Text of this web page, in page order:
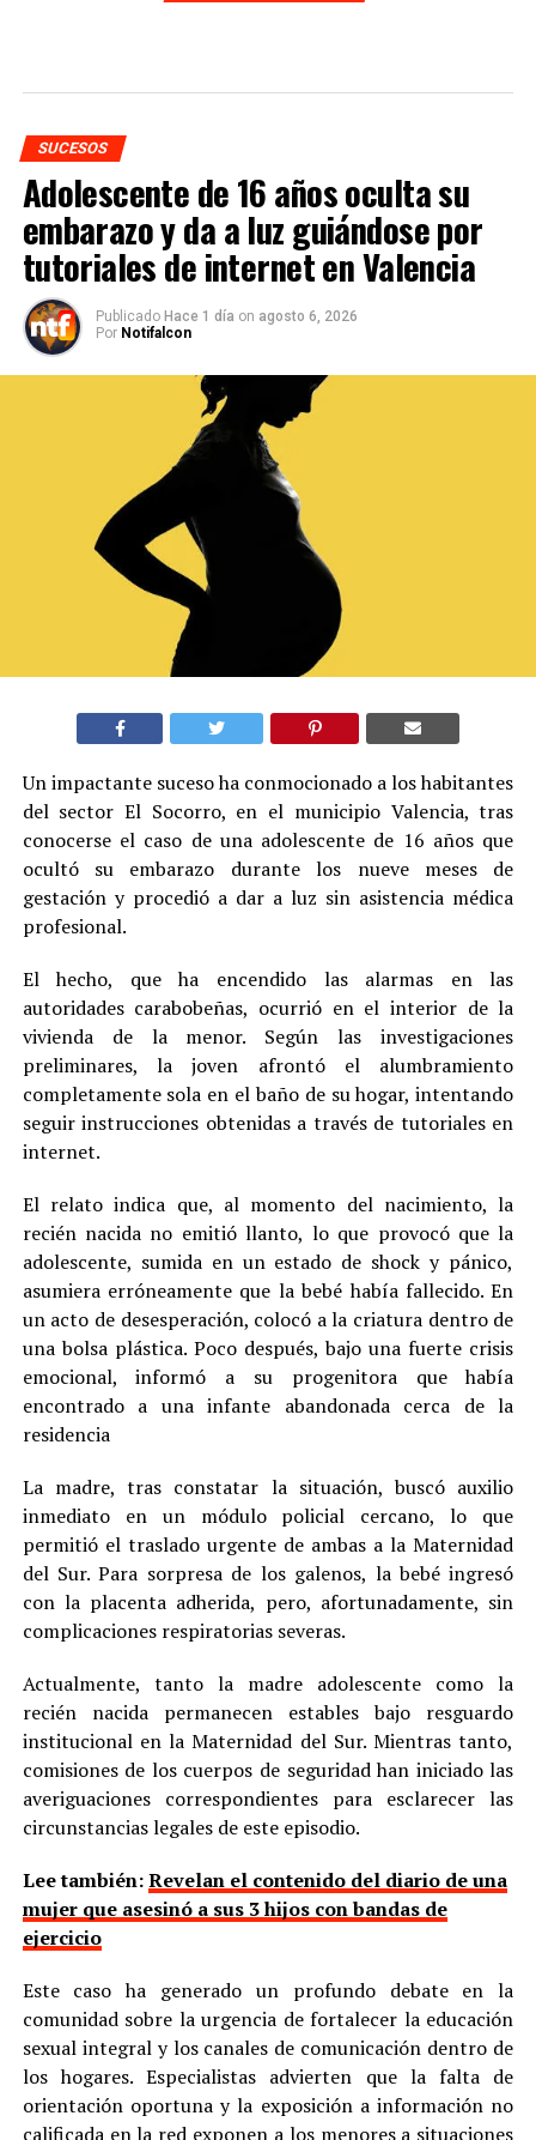
SUCESOS
Adolescente de 16 años oculta su
embarazo y da a luz guiándose por
tutoriales de internet en Valencia
Publicado Hace 1 día on agosto 6, 2026
Por Notifalcon
Un impactante suceso ha conmocionado a los habitantes
del sector El Socorro, en el municipio Valencia, tras
conocerse el caso de una adolescente de 16 años que
ocultó su embarazo durante los nueve meses de
gestación y procedió a dar a luz sin asistencia médica
profesional.
El hecho, que ha encendido las alarmas en las
autoridades carabobeñas, ocurrió en el interior de la
vivienda de la menor. Según las investigaciones
preliminares, la joven afrontó el alumbramiento
completamente sola en el baño de su hogar, intentando
seguir instrucciones obtenidas a través de tutoriales en
internet.
El relato indica que, al momento del nacimiento, la
recién nacida no emitió llanto, lo que provocó que la
adolescente, sumida en un estado de shock y pánico,
asumiera erróneamente que la bebé había fallecido. En
un acto de desesperación, colocó a la criatura dentro de
una bolsa plástica. Poco después, bajo una fuerte crisis
emocional, informó a su progenitora que había
encontrado a una infante abandonada cerca de la
residencia
La madre, tras constatar la situación, buscó auxilio
inmediato en un módulo policial cercano, lo que
permitió el traslado urgente de ambas a la Maternidad
del Sur. Para sorpresa de los galenos, la bebé ingresó
con la placenta adherida, pero, afortunadamente, sin
complicaciones respiratorias severas.
Actualmente, tanto la madre adolescente como la
recién nacida permanecen estables bajo resguardo
institucional en la Maternidad del Sur. Mientras tanto,
comisiones de los cuerpos de seguridad han iniciado las
averiguaciones correspondientes para esclarecer las
circunstancias legales de este episodio.
Lee también:Revelan el contenido del diario de una
mujer que asesinó a sus 3 hijos con bandas de
ejercicio
Este caso ha generado un profundo debate en la
comunidad sobre la urgencia de fortalecer la educación
sexual integral y los canales de comunicación dentro de
los hogares. Especialistas advierten que la falta de
orientación oportuna y la exposición a información no
calificada en la red exponen a los menores a situaciones